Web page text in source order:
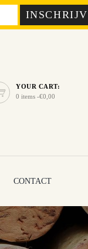
YOUR CART:
0 items -€0,00
CONTACT